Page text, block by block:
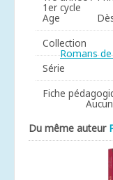
1er cycle
Age
Collection
Romans de
Série
Fiche
Du même auteur